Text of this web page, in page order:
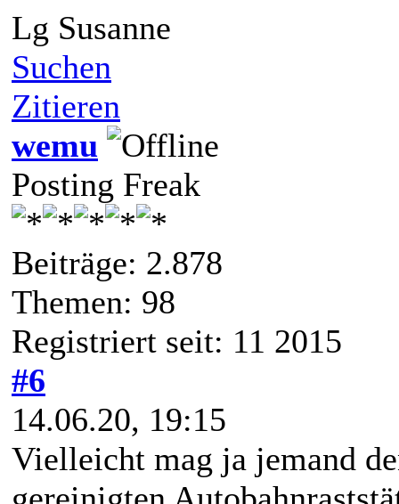
Lg Susanne
Suchen
Zitieren
wemu
Posting Freak
Beiträge: 2.878
Themen: 98
Registriert seit: 11 2015
#6
14.06.20, 19:15
Vielleicht mag ja jemand